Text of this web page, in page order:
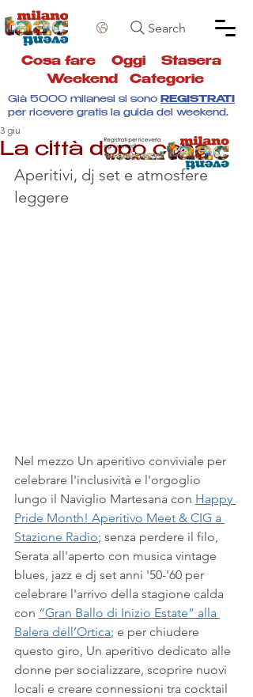
Search
Cosa fare Oggi Stasera
Weekend
Categorie
Già 5000 milanesi si sono REGISTRATI
per ricevere gratis la guida del weekend.
La città dopo cena
3 giu
Aperitivi, dj set e atmosfere
leggere
Nel mezzo Un aperitivo conviviale per
celebrare l'inclusività e l'orgoglio
lungo il Naviglio Martesana con Happy
Pride Month! Aperitivo Meet & CIG a
Stazione Radio; senza perdere il filo,
Serata all'aperto con musica vintage
blues, jazz e dj set anni '50-'60 per
celebrare l'arrivo della stagione calda
con “Gran Ballo di Inizio Estate” alla
Balera dell’Ortica; e per chiudere
questo giro, Un aperitivo dedicato alle
donne per socializzare, scoprire nuovi
locali e creare connessioni tra cocktail